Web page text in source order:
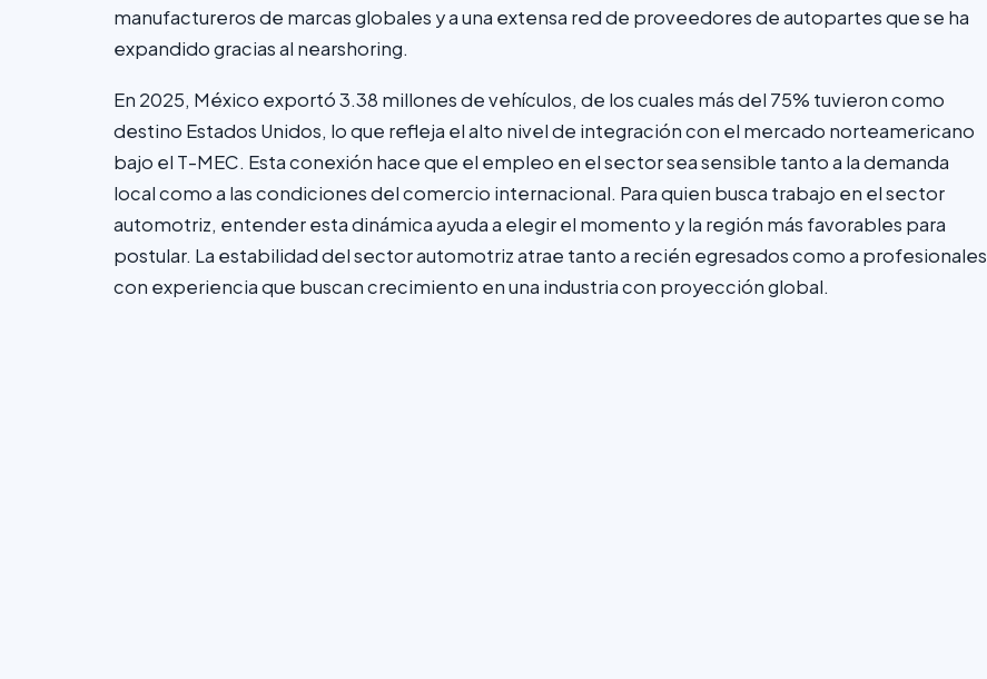
manufactureros de marcas globales y a una extensa red de proveedores de autopartes que se ha
expandido gracias al nearshoring.
En 2025, México exportó 3.38 millones de vehículos, de los cuales más del 75% tuvieron como
destino Estados Unidos, lo que refleja el alto nivel de integración con el mercado norteamericano
bajo el T-MEC. Esta conexión hace que el empleo en el sector sea sensible tanto a la demanda
local como a las condiciones del comercio internacional. Para quien busca trabajo en el sector
automotriz, entender esta dinámica ayuda a elegir el momento y la región más favorables para
postular. La estabilidad del sector automotriz atrae tanto a recién egresados como a profesionales
con experiencia que buscan crecimiento en una industria con proyección global.